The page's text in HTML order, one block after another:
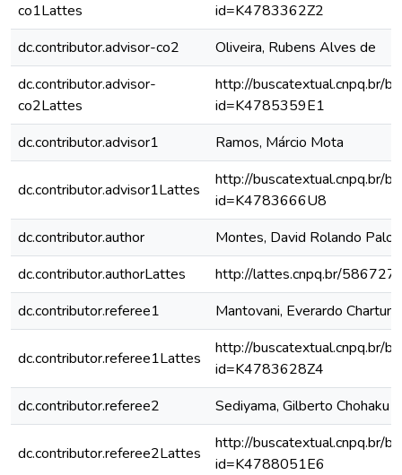
co1Lattes
id=K4783362Z2
dc.contributor.advisor-co2
Oliveira, Rubens Alves de
dc.contributor.advisor-
co2Lattes
http://buscatextual.cnpq.br/
id=K4785359E1
dc.contributor.advisor1
Ramos, Márcio Mota
dc.contributor.advisor1Lattes
http://buscatextual.cnpq.br/
id=K4783666U8
dc.contributor.author
Montes, David Rolando
dc.contributor.authorLattes
http://lattes.cnpq.br/
dc.contributor.referee1
Mantovani, Everardo Chartuni
dc.contributor.referee1Lattes
http://buscatextual.cnpq.br/
id=K4783628Z4
dc.contributor.referee2
Sediyama, Gilberto Chohaku
dc.contributor.referee2Lattes
http://buscatextual.cnpq.br/
id=K4788051E6